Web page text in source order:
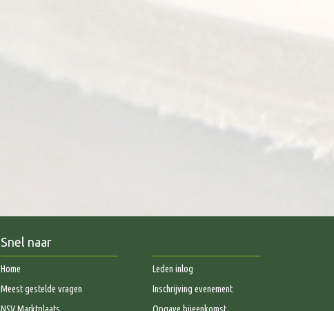
Snel naar
Home
Meest gestelde vragen
NSV Marktplaats
Leden inlog
Inschrijving evenement
Opgave bijeenkomst